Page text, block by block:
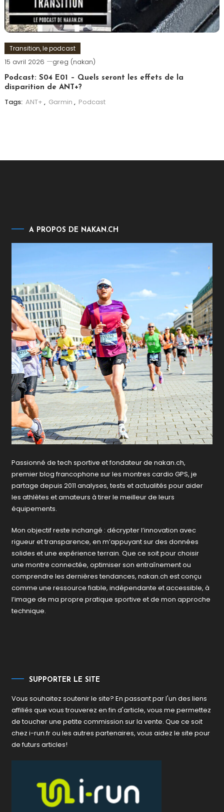
Transition, le podcast
15 avril 2026 greg (nakan)
Podcast: S04 E01 – Quels seront les effets de la
disparition de ANT+?
Tags: ANT+ , Garmin , Podcast
A PROPOS DE NAKAN.CH
Passionné de tech sportive et fondateur de nakan.ch,
premier blog francophone sur les montres cardio GPS, je
partage depuis 2011 analyses, tests et actualités pour aider
les athlètes et amateurs à tirer le meilleur de leurs
équipements.
Mon objectif reste inchangé : décrypter l’innovation avec
rigueur et transparence, en m’appuyant sur des données
solides et une expérience terrain. Que ce soit pour choisir
une montre connectée, optimiser son entraînement ou
comprendre les dernières tendances, nakan.ch est conçu
comme une ressource fiable, indépendante et accessible, à
l’image de ma propre pratique sportive et de mon approche
technique.
SUPPORTER LE SITE
Vous souhaitez soutenir le site? En passant par l'un des liens
affiliés que vous trouverez en fin d'article, vous me permettez
de toucher une petite commission sur la vente. Que ce soit
chez i-run.fr ou les autres partenaires, vous aidez le site pour
de futurs articles!